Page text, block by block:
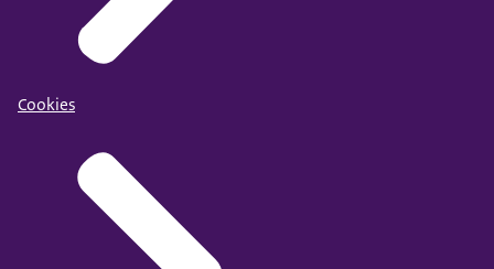
Cookies